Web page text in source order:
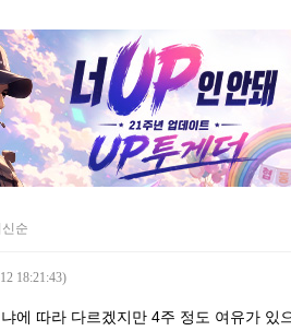
신순
18:21:43)
에 따라 다르겠지만 4주 정도 여유가 있